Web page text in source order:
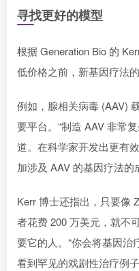
寻找更好的模型
根据 Generation Bio 的
低价格之前，新基因疗法
例如，腺相关病毒 (AAV)
要平台。“制造 AAV 非常
道。在科学家开发出更有
加涉及 AAV 的基因疗法的
Kerr 博士还指出，只要像
者花费 200 万美元，就不
要它的人。“你会将基因治
看到罕见的戏剧性治疗例